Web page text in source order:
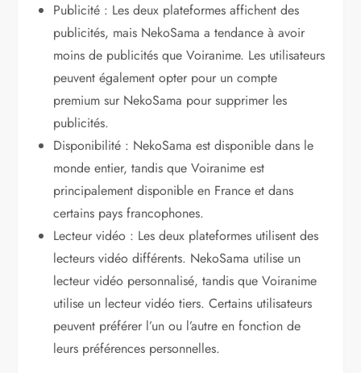
Publicité : Les deux plateformes affichent des
publicités, mais NekoSama a tendance à avoir
moins de publicités que Voiranime. Les utilisateurs
peuvent également opter pour un compte
premium sur NekoSama pour supprimer les
publicités.
Disponibilité : NekoSama est disponible dans le
monde entier, tandis que Voiranime est
principalement disponible en France et dans
certains pays francophones.
Lecteur vidéo : Les deux plateformes utilisent des
lecteurs vidéo différents. NekoSama utilise un
lecteur vidéo personnalisé, tandis que Voiranime
utilise un lecteur vidéo tiers. Certains utilisateurs
peuvent préférer l’un ou l’autre en fonction de
leurs préférences personnelles.